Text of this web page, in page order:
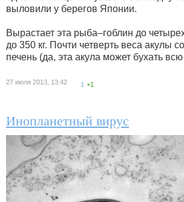
выловили у берегов Японии.
Вырастает эта рыба–гоблин до
до 350 кг. Почти четверть веса акулы
печень (да, эта акула может бухать
27 июля 2013, 13:42 1 +1
Инопланетный вирус